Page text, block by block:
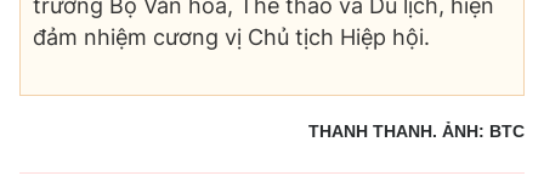
trưởng Bộ Văn hóa, Thể thao và Du lịch, hiện
đảm nhiệm cương vị Chủ tịch Hiệp hội.
THANH THANH. ẢNH: BTC